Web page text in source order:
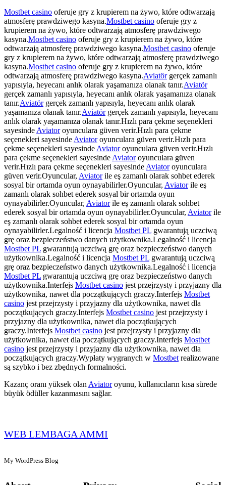
Mostbet casino oferuje gry z krupierem na żywo, które odtwarzają
atmosferę prawdziwego kasyna.Mostbet casino oferuje gry z
krupierem na żywo, które odtwarzają atmosferę prawdziwego
kasyna.Mostbet casino oferuje gry z krupierem na żywo, które
odtwarzają atmosferę prawdziwego kasyna.Mostbet casino oferuje
gry z krupierem na żywo, które odtwarzają atmosferę prawdziwego
kasyna.Mostbet casino oferuje gry z krupierem na żywo, które
odtwarzają atmosferę prawdziwego kasyna.Aviatörgerçek zamanlı
yapısıyla, heyecanı anlık olarak yaşamanıza olanak tanır.Aviatör
gerçek zamanlı yapısıyla, heyecanı anlık olarak yaşamanıza olanak
tanır.Aviatörgerçek zamanlı yapısıyla, heyecanı anlık olarak
yaşamanıza olanak tanır.Aviatörgerçek zamanlı yapısıyla, heyecanı
anlık olarak yaşamanıza olanak tanır.Hızlı para çekme seçenekleri
sayesindeAviatoroyunculara güven verir.Hızlı para çekme
seçenekleri sayesindeAviatoroyunculara güven verir.Hızlı para
çekme seçenekleri sayesindeAviatoroyunculara güven verir.Hızlı
para çekme seçenekleri sayesindeAviatoroyunculara güven
verir.Hızlı para çekme seçenekleri sayesindeAviatoroyunculara
güven verir.Oyuncular, Aviatorile eş zamanlı olarak sohbet ederek
sosyal bir ortamda oyun oynayabilirler.Oyuncular, Aviatorile eş
zamanlı olarak sohbet ederek sosyal bir ortamda oyun
oynayabilirler.Oyuncular, Aviatorile eş zamanlı olarak sohbet
ederek sosyal bir ortamda oyun oynayabilirler.Oyuncular, Aviatorile
eş zamanlı olarak sohbet ederek sosyal bir ortamda oyun
oynayabilirler.Legalność i licencja Mostbet PL gwarantują uczciwą
grę oraz bezpieczeństwo danych użytkownika.Legalność i licencja
Mostbet PL gwarantują uczciwą grę oraz bezpieczeństwo danych
użytkownika.Legalność i licencja Mostbet PL gwarantują uczciwą
grę oraz bezpieczeństwo danych użytkownika.Legalność i licencja
Mostbet PL gwarantują uczciwą grę oraz bezpieczeństwo danych
użytkownika.Interfejs Mostbet casino jest przejrzysty i przyjazny dla
użytkownika, nawet dla początkujących graczy.Interfejs Mostbet
casino jest przejrzysty i przyjazny dla użytkownika, nawet dla
początkujących graczy.Interfejs Mostbet casino jest przejrzysty i
przyjazny dla użytkownika, nawet dla początkujących
graczy.Interfejs Mostbet casino jest przejrzysty i przyjazny dla
użytkownika, nawet dla początkujących graczy.Interfejs Mostbet
casino jest przejrzysty i przyjazny dla użytkownika, nawet dla
początkujących graczy.Wypłaty wygranych w Mostbetrealizowane
są szybko i bez zbędnych formalności.
Kazanç oranı yüksek olanAviatoroyunu, kullanıcıların kısa sürede
büyük ödüller kazanmasını sağlar.
WEB LEMBAGA AMMI
My WordPress Blog